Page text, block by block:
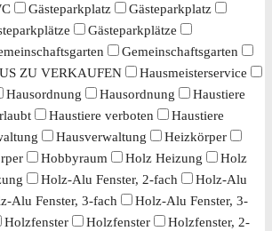
Gästeparkplatz
Gästeparkplatz
Gästeparkplätze
Gemeinschaftsgarten
ZU VERKAUFEN
Hausmeisterservice
Hausordnung Hausordnung
Haustiere
Haustiere verboten
Haustiere
Hausverwaltung
Heizkörper
Hobbyraum Holz Heizung
Holz
Holz-Alu Fenster, 2-fach
Holz-Alu
Alu Fenster, 3-fach
Holz-Alu Fenster, 3-
Holzfenster Holzfenster
Holzfenster, 2-